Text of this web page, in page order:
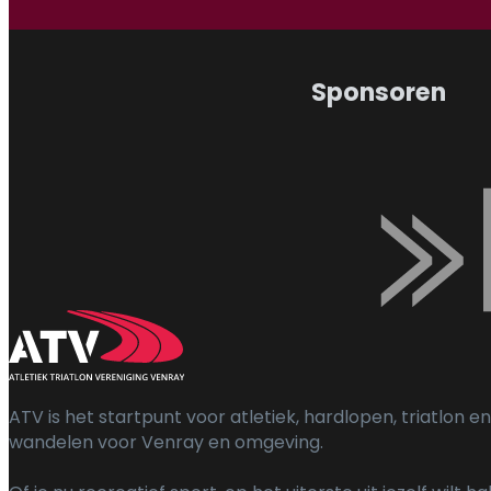
Sponsoren
ATV is het startpunt voor atletiek, hardlopen, triatlon en
wandelen voor Venray en omgeving.